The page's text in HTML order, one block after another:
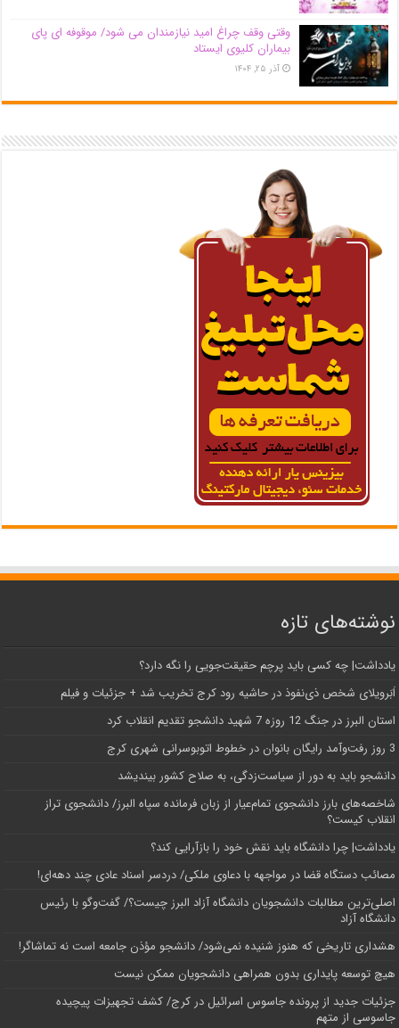
وقتی وقف چراغ امید نیازمندان می شود/ موقوفه ای پای
بیماران کلیوی ایستاد
آذر ۲۵, ۱۴۰۴
نوشته‌های تازه
یادداشت| ‌چه کسی باید پرچم حقیقت‌جویی را نگه دارد؟
اَبَر‌ویلای شخص ذی‌نفوذ در حاشیه‌ رود کرج تخریب شد + جزئیات و فیلم
استان البرز در جنگ 12 روزه 7 شهید دانشجو تقدیم انقلاب کرد
3 روز رفت‌وآمد رایگان بانوان در خطوط اتوبوسرانی شهری کرج
دانشجو باید به دور از سیاست‌زدگی، به صلاح کشور بیندیشد
شاخصه‌های بارز دانشجوی تمام‌عیار از زبان فرمانده سپاه البرز/ دانشجوی تراز
انقلاب کیست؟
یادداشت| چرا دانشگاه باید نقش خود را بازآرایی کند؟
مصائب دستگاه قضا در مواجهه با دعاوی ملکی/ دردسر اسناد عادی چند‌ دهه‌ای!
اصلی‌ترین مطالبات دانشجویان دانشگاه آزاد البرز چیست؟/ گفت‌وگو با رئیس
دانشگاه آز‌اد
هشداری تاریخی که هنوز شنیده نمی‌شود/ دانشجو مؤذن جامعه است نه تماشاگر!
هیچ توسعه پایداری بدون همراهی دانشجویان ممکن نیست
جزئیات جدید از پرونده جاسوس اسرائیل در کرج/‌ کشف تجهیزات پیچیده
جاسوسی از متهم